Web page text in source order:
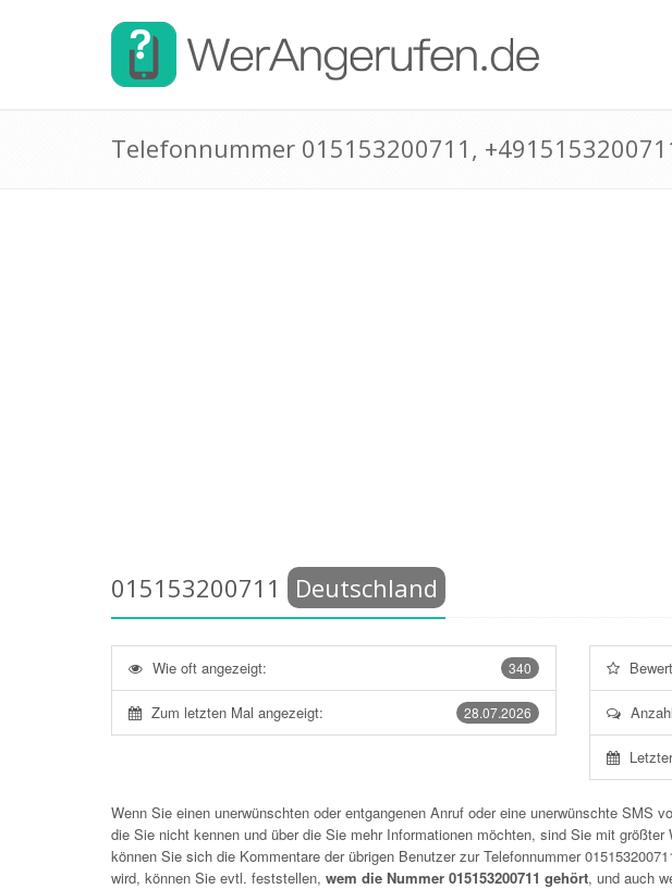
Telefonnummer 015153200711,
015153200711 Deutschland
340
Wie oft angezeigt:
28.07.2026
Zum letzten Mal angezeigt:
Wenn Sie einen unerwünschten oder entgangenen Anruf oder eine unerwünschte SMS
die Sie nicht kennen und über die Sie mehr Informationen möchten, sind Sie mit
können Sie sich die Kommentare der übrigen Benutzer zur Telefonnummer
wird, können Sie evtl. feststellen, wem die Nummer 015153200711 gehört, und auch